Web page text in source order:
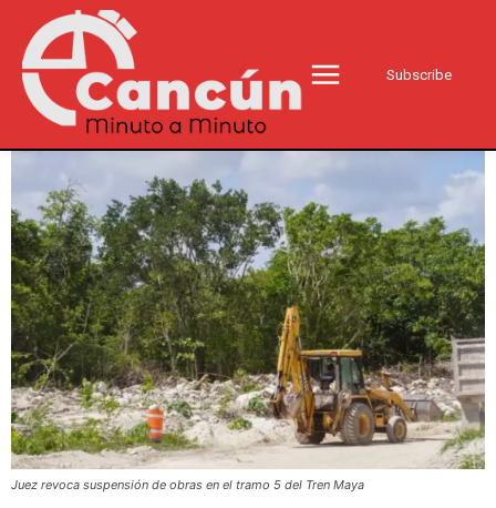
Subscribe
Juez revoca suspensión de obras en el tramo 5 del Tren Maya